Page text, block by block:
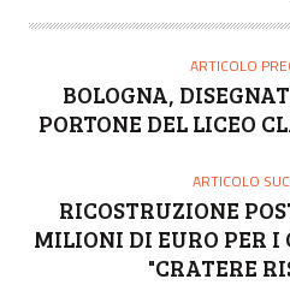
ARTICOLO
BOLOGNA,
PORTONE DEL LICEO
ARTICOLO
RICOSTRUZIONE
MILIONI DI EURO PER I
"CRATERE